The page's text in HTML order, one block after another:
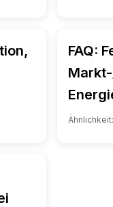
FAQ:
Ähnlichkeit: